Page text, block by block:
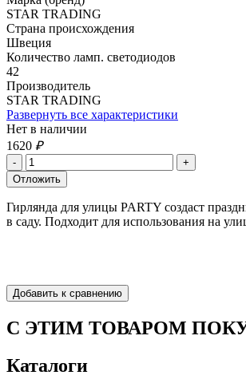
STAR TRADING
Страна происхождения
Швеция
Количество ламп. светодиодов
42
Производитель
STAR TRADING
Развернуть все характеристики
Нет в наличии
1620 ₽
Гирлянда для улицы PARTY создаст
в саду. Подходит для использования на
С ЭТИМ ТОВАРОМ
Каталоги